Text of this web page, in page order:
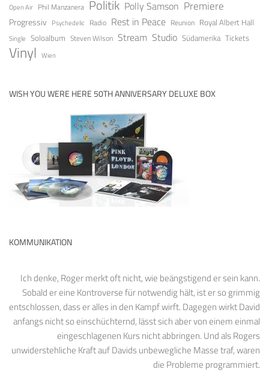
Open Air Phil Manzanera Politik Polly Samson Premiere
Progressiv Psychedelic Radio Rest in Peace Reunion Royal Albert Hall
Single Soloalbum Steven Wilson Stream Studio Südamerika Tickets
Vinyl Wien
WISH YOU WERE HERE 50TH ANNIVERSARY DELUXE BOX
KOMMUNIKATION
Ich denke, Roger merkt oft nicht, wie beängstigend er sein kann.
Sobald er eine Kontroverse für notwendig hält, ist er so grimmig
entschlossen, dass er alles in den Kampf wirft. Dagegen wirkt David
anfangs nicht so einschüchternd, lässt sich aber von einem einmal
eingeschlagenen Kurs nicht abbringen. Und als Rogers
unwiderstehliche Kraft auf Davids unbewegliche Masse traf, waren
die Probleme programmiert.